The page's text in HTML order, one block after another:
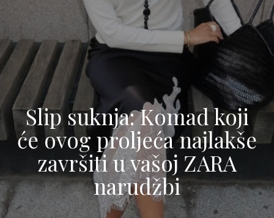
Slip suknja: Komad koji
će ovog proljeća najlakše
završiti u vašoj ZARA
narudžbi